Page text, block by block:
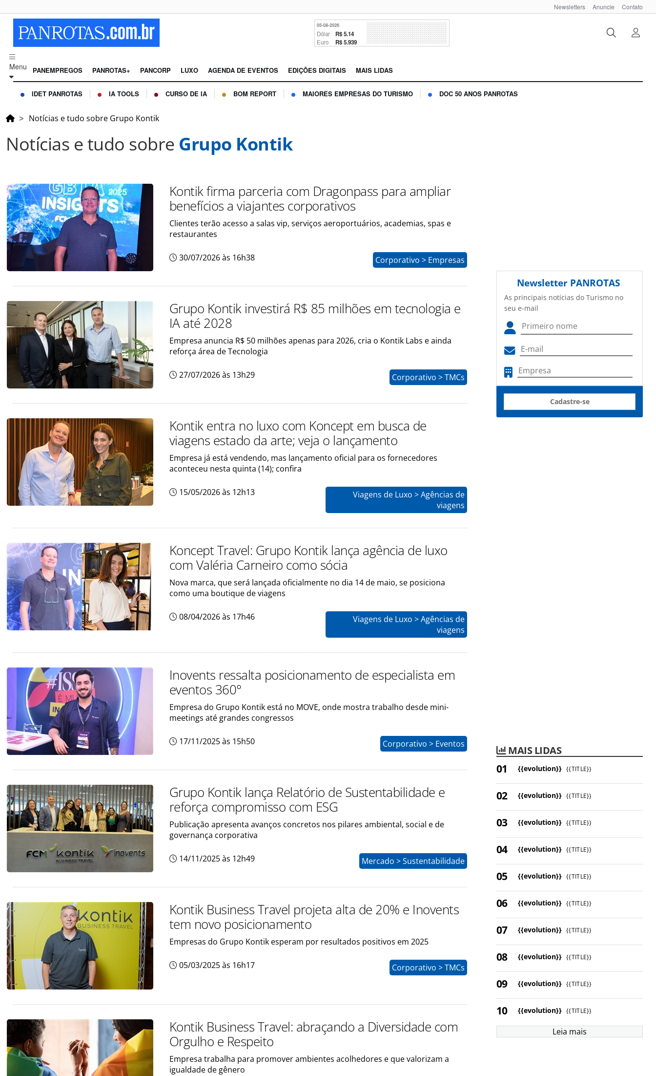
Newsletters Anuncie Contato
05-08-2026
Dólar R$ 5.14
Euro R$ 5.939
Menu PANEMPREGOS PANROTAS+ PANCORP LUXO AGENDA DE EVENTOS EDIÇÕES DIGITAIS MAIS LIDAS
IDET PANROTAS IA TOOLS CURSO DE IA BOM REPORT MAIORES EMPRESAS DO TURISMO DOC 50 ANOS PANROTAS
Notícias e tudo sobre Grupo Kontik
Notícias e tudo sobre Grupo Kontik
Kontik firma parceria com Dragonpass para ampliar
benefícios a viajantes corporativos
Clientes terão acesso a salas vip, serviços aeroportuários, academias, spas e
restaurantes
30/07/2026 às 16h38 Corporativo > Empresas
Grupo Kontik investirá R$ 85 milhões em tecnologia e
IA até 2028
Empresa anuncia R$ 50 milhões apenas para 2026, cria o Kontik Labs e ainda
reforça área de Tecnologia
27/07/2026 às 13h29 Corporativo > TMCs
Kontik entra no luxo com Koncept em busca de
viagens estado da arte; veja o lançamento
Empresa já está vendendo, mas lançamento oficial para os fornecedores
aconteceu nesta quinta (14); confira
15/05/2026 às 12h13
Viagens de Luxo > Agências de
viagens
Koncept Travel: Grupo Kontik lança agência de luxo
com Valéria Carneiro como sócia
Nova marca, que será lançada oficialmente no dia 14 de maio, se posiciona
como uma boutique de viagens
08/04/2026 às 17h46
Viagens de Luxo > Agências de
viagens
Inovents ressalta posicionamento de especialista em
eventos 360°
Empresa do Grupo Kontik está no MOVE, onde mostra trabalho desde mini-
meetings até grandes congressos
17/11/2025 às 15h50 Corporativo > Eventos
Grupo Kontik lança Relatório de Sustentabilidade e
reforça compromisso com ESG
Publicação apresenta avanços concretos nos pilares ambiental, social e de
governança corporativa
14/11/2025 às 12h49 Mercado > Sustentabilidade
Kontik Business Travel projeta alta de 20% e Inovents
tem novo posicionamento
Empresas do Grupo Kontik esperam por resultados positivos em 2025
05/03/2025 às 16h17 Corporativo > TMCs
Kontik Business Travel: abraçando a Diversidade com
Orgulho e Respeito
Empresa trabalha para promover ambientes acolhedores e que valorizam a
igualdade de gênero
Newsletter PANROTAS
As principais notícias do Turismo no
seu e-mail
Cadastre-se
MAIS LIDAS
{{evolution}} {{TITLE}}
{{evolution}} {{TITLE}}
{{evolution}} {{TITLE}}
{{evolution}} {{TITLE}}
{{evolution}} {{TITLE}}
{{evolution}} {{TITLE}}
{{evolution}} {{TITLE}}
{{evolution}} {{TITLE}}
{{evolution}} {{TITLE}}
{{evolution}} {{TITLE}}
Leia mais